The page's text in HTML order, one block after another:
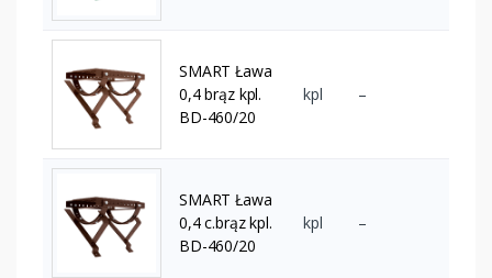
SMART Ława
0,4 brąz kpl.
BD-460/20
kpl –
SMART Ława
0,4 c.brąz kpl.
BD-460/20
kpl –